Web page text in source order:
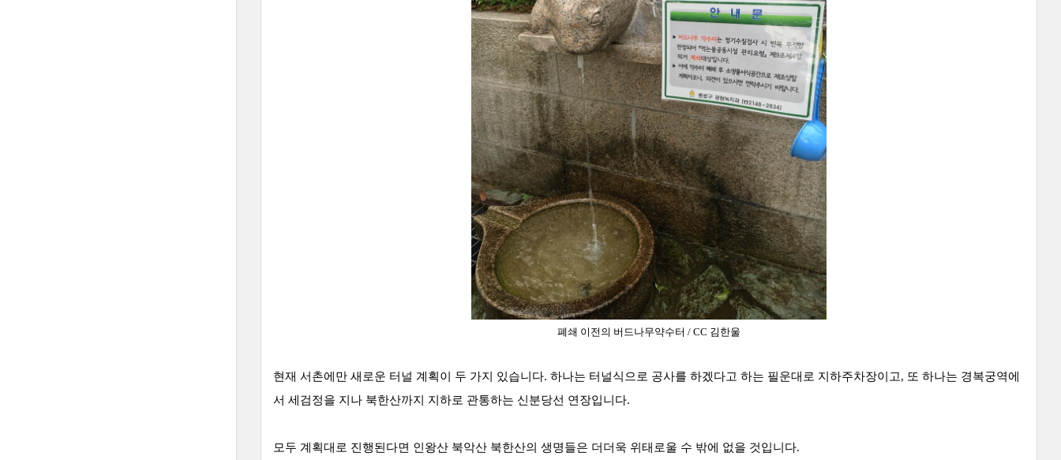
폐쇄 이전의 버드나무약수터 / CC 김한울
현재 서촌에만 새로운 터널 계획이 두 가지 있습니다. 하나는 터널식으로 공사를 하겠다고 하는 필운대로 지하주차장이고, 또 하나는 경복궁역에
서 세검정을 지나 북한산까지 지하로 관통하는 신분당선 연장입니다.
모두 계획대로 진행된다면 인왕산 북악산 북한산의 생명들은 더더욱 위태로울 수 밖에 없을 것입니다.